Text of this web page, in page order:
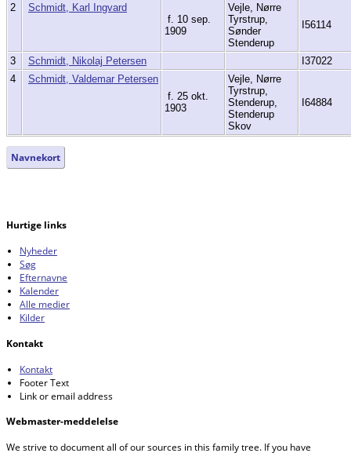
2
Schmidt, Karl Ingvard
f. 10 sep.
1909
Vejle, Nørre
Tyrstrup,
Sønder
Stenderup
I56114
3 Schmidt, Nikolaj Petersen
I37022
4
Schmidt, Valdemar Petersen
f. 25 okt.
1903
Vejle, Nørre
Tyrstrup,
Stenderup,
Stenderup
Skov
I64884
Navnekort
Hurtige links
Nyheder
Søg
Efternavne
Kalender
Alle medier
Kilder
Kontakt
Kontakt
Footer Text
Link or email address
Webmaster-meddelelse
We strive to document all of our sources in this family tree. If you have